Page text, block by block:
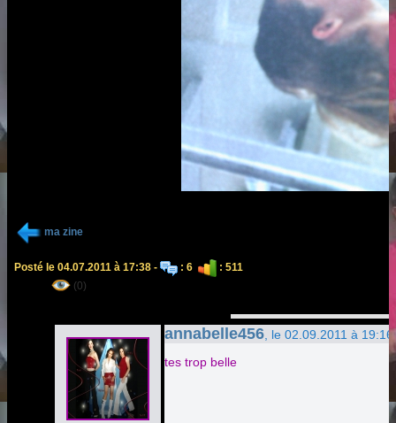
ma zine
Posté le 04.07.2011 à 17:38 - : 6
: 511
(0)
annabelle456 , le 02.09.2011 à 19:16
tes trop belle